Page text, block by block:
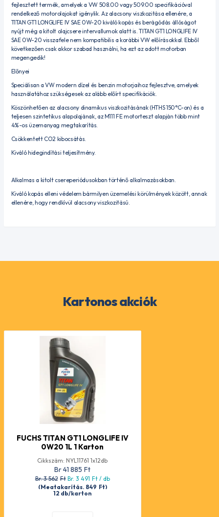
fejlesztett termék, amelyek a VW 508.00 vagy 509.00 specifikációval
rendelkező motorolajokat igénylik. Az alacsony viszkozitása ellenére, a
TITAN GT1 LONGLIFE IV SAE 0W-20 kiváló kopás és berágódás állóságot
nyújt még a kitolt olajcsere intervallumok alatt is. TITAN GT1 LONGLIFE IV
SAE 0W-20 visszafele nem kompatibilis a korábbi VW előírásokkal. Ebből
következően csak akkor szabad használni, ha ezt az adott motorban
megengedik!
Előnyei
Speciálisan a VW modern dízel és benzin motorjaihoz fejlesztve, amelyek
használatához szükségesek az alább előírt specifikációk.
Köszönhetően az alacsony dinamikus viszkozitásának (HTHS 150°C-on) és a
teljesen szintetikus alapolajának, az M111 FE motorteszt alapján több mint
4%-os üzemanyag megtakarítás.
Csökkentett CO2 kibocsátás.
Kiváló hidegindítási teljesítmény.
Alkalmas a kitolt csereperiódusokban történő alkalmazásokban.
Kiváló kopás elleni védelem bármilyen üzemelési körülmények között, annak
ellenére, hogy rendkívül alacsony viszkozitású.
Kartonos akciók
FUCHS TITAN GT1 LONGLIFE IV
0W20 1L 1 Karton
Cikkszám: NYL11761 1x12db
Br 41 885 Ft
Br. 3 562 Ft Br. 3 491 Ft/ db
(Megtakarítás. 849 Ft)
12 db/karton